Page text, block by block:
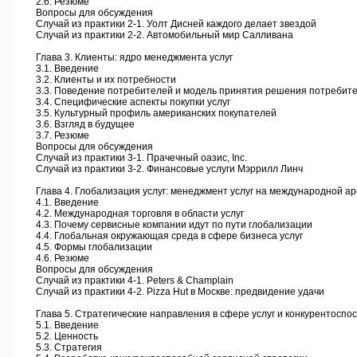
Вопросы для обсуждения
Случай из практики 2-1. Уолт Дисней каждого делает звездой
Случай из практики 2-2. Автомобильный мир Салливана
Глава 3. Клиенты: ядро менеджмента услуг
3.1. Введение
3.2. Клиенты и их потребности
3.3. Поведение потребителей и модель принятия решения
3.4. Специфические аспекты покупки услуг
3.5. Культурный профиль американских покупателей
3.6. Взгляд в будущее
3.7. Резюме
Вопросы для обсуждения
Случай из практики 3-1. Прачечный оазис, Inc.
Случай из практики 3-2. Финансовые услуги Мэррилл Линч
Глава 4. Глобализация услуг: менеджмент услуг на международной
4.1. Введение
4.2. Международная торговля в области услуг
4.3. Почему сервисные компании идут по пути глобализации
4.4. Глобальная окружающая среда в сфере бизнеса услуг
4.5. Формы глобализации
4.6. Резюме
Вопросы для обсуждения
Случай из практики 4-1. Peters & Champlain
Случай из практики 4-2. Pizza Hut в Москве: предвидение удачи
Глава 5. Стратегические направления в сфере услуг и
5.1. Введение
5.2. Ценность
5.3. Стратегия